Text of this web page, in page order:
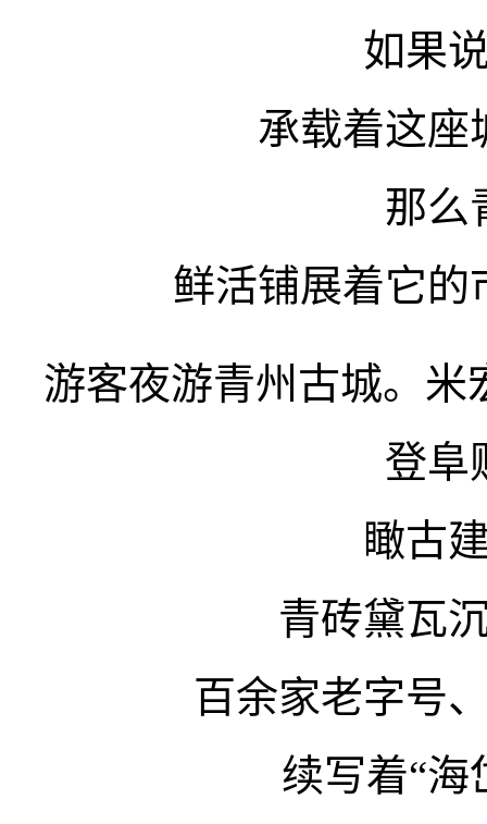
如果
承载着这座
那么
鲜活铺展着它的
游客夜游青州古城。米
登阜
瞰古
青砖黛瓦
百余家老字号
续写着“海